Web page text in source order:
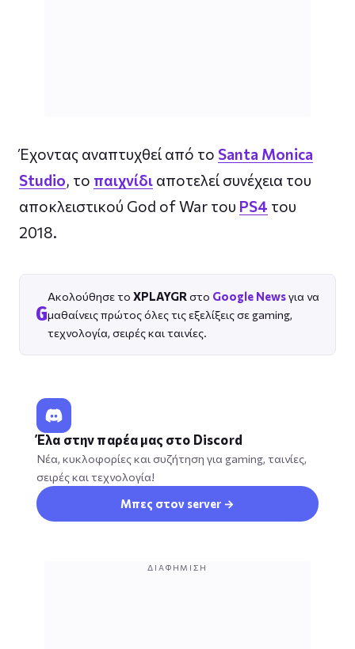
Έχοντας αναπτυχθεί από το Santa Monica
Studio, το παιχνίδι αποτελεί συνέχεια του
αποκλειστικού God of War του PS4 του
2018.
G
Ακολούθησε το XPLAYGR στο Google Newsγια να
μαθαίνεις πρώτος όλες τις εξελίξεις σε gaming,
τεχνολογία, σειρές και ταινίες.
Έλα στην παρέα μας στο Discord
Νέα, κυκλοφορίες και συζήτηση για gaming, ταινίες,
σειρές και τεχνολογία!
Μπες στον server →
ΔΙΑΦΉΜΙΣΗ